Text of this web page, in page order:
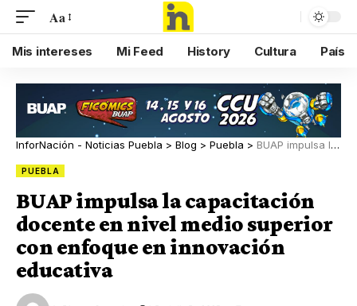
Aa
Mis intereses Mi Feed History Cultura País
InforNación - Noticias Puebla > Blog > Puebla > BUAP impulsa la capacitación docente en nivel medio superior con enfoque en innovación educativa
PUEBLA
BUAP impulsa la capacitación
docente en nivel medio superior
con enfoque en innovación
educativa